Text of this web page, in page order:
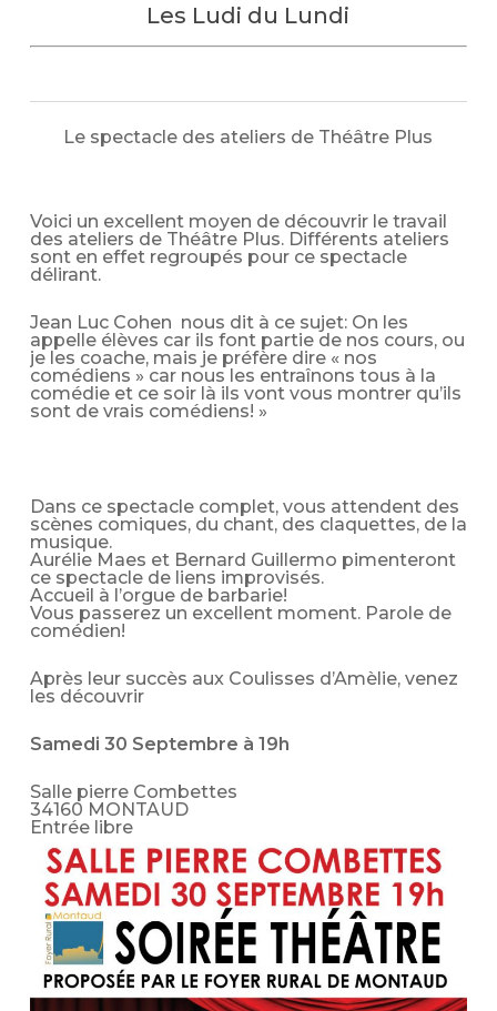
Les Ludi du Lundi
Le spectacle des ateliers de Théâtre Plus
Voici un excellent moyen de découvrir le travail
des ateliers de Théâtre Plus. Différents ateliers
sont en effet regroupés pour ce spectacle
délirant.
Jean Luc Cohen nous dit à ce sujet: On les
appelle élèves car ils font partie de nos cours, ou
je les coache, mais je préfère dire « nos
comédiens » car nous les entraînons tous à la
comédie et ce soir là ils vont vous montrer qu’ils
sont de vrais comédiens! »
Dans ce spectacle complet, vous attendent des
scènes comiques, du chant, des claquettes, de la
musique.
Aurélie Maes et Bernard Guillermo pimenteront
ce spectacle de liens improvisés.
Accueil à l’orgue de barbarie!
Vous passerez un excellent moment. Parole de
comédien!
Après leur succès aux Coulisses d’Amèlie, venez
les découvrir
Samedi 30 Septembre à 19h
Salle pierre Combettes
34160 MONTAUD
Entrée libre